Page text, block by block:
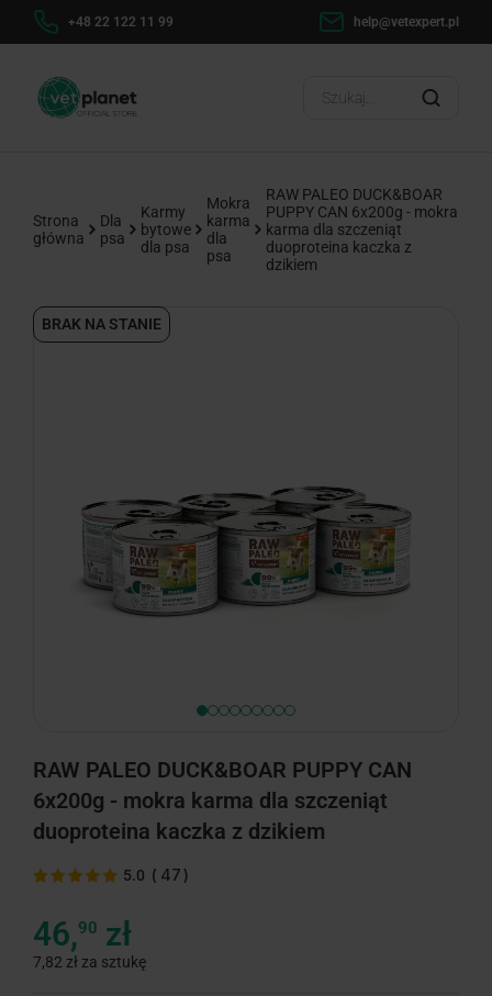
+48 22 122 11 99 help@vetexpert.pl
Strona
główna
Dla
psa
Karmy
bytowe
dla psa
Mokra
karma
dla
psa
RAW PALEO DUCK&BOAR
PUPPY CAN 6x200g - mokra
karma dla szczeniąt
duoproteina kaczka z
dzikiem
BRAK NA STANIE
RAW PALEO DUCK&BOAR PUPPY CAN
6x200g - mokra karma dla szczeniąt
duoproteina kaczka z dzikiem
5.0 ( 47 )
46,90 zł
7,82 zł za sztukę